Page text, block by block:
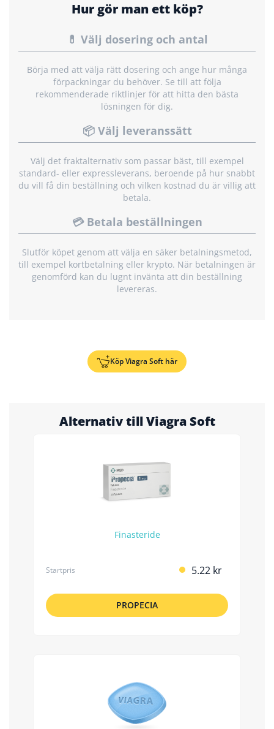
Hur gör man ett köp?
💊 Välj dosering och antal
Börja med att välja rätt dosering och ange hur många
förpackningar du behöver. Se till att följa
rekommenderade riktlinjer för att hitta den bästa
lösningen för dig.
📦 Välj leveranssätt
Välj det fraktalternativ som passar bäst, till exempel
standard- eller expressleverans, beroende på hur snabbt
du vill få din beställning och vilken kostnad du är villig att
betala.
💳 Betala beställningen
Slutför köpet genom att välja en säker betalningsmetod,
till exempel kortbetalning eller krypto. När betalningen är
genomförd kan du lugnt invänta att din beställning
levereras.
Köp Viagra Soft här
Alternativ till Viagra Soft
Finasteride
Startpris 5.22 kr
PROPECIA